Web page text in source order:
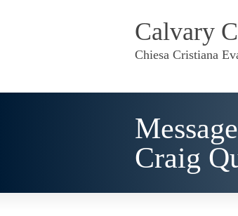
Calvary
Chiesa Cristiana
Craig